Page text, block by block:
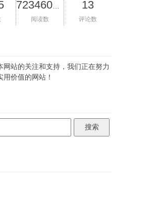
阅读数
13
评论数
网站的关注和支持，我们正在努力
用价值的网站！